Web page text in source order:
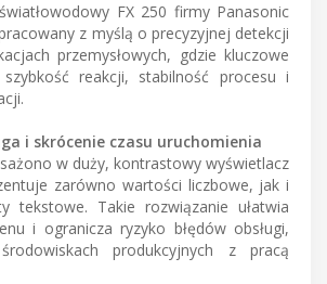
FX 250 firmy Panasonic
z myślą o precyzyjnej detekcji
przemysłowych, gdzie kluczowe
reakcji, stabilność procesu i
i skrócenie czasu uruchomienia
w duży, kontrastowy wyświetlacz
zarówno wartości liczbowe, jak i
tekstowe. Takie rozwiązanie ułatwia
i ogranicza ryzyko błędów obsługi,
produkcyjnych z pracą